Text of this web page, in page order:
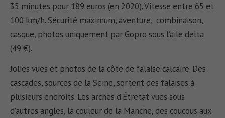
35 minutes pour 189 euros (en 2020). Vitesse entre 65 et
100 km/h. Sécurité maximum, aventure, combinaison,
casque, photos uniquement par Gopro sous l’aile delta
(49 €).
Jolies vues et photos de la côte de falaise calcaire. Des
cascades, sources de la Seine, sortent des falaises à
plusieurs endroits. Les arches d’Étretat vues sous
d’autres angles, la couleur de la Manche, des coucous aux